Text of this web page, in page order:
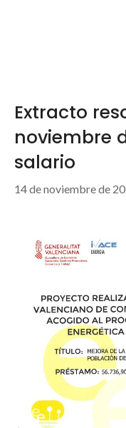
Extracto
noviembre
salario
14 de noviembre de